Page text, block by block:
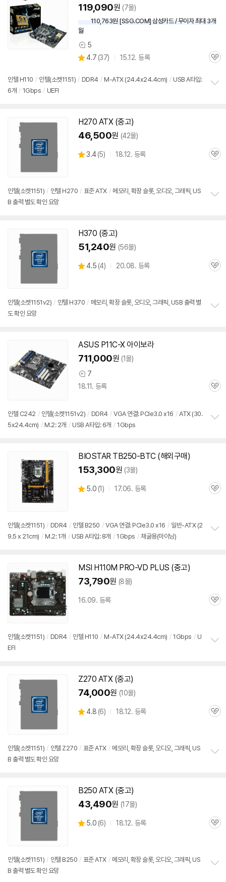
119,090원 (7몰)
110,763원 [SSG.COM] 삼성카드 / 무이자 최대 3개
월
상
품
견
5
별
4.7 (상
리
37) 15.12. 등록
관
인텔 H110 / 인텔(소켓1151) / DDR4 / M-ATX (24.4x24.4cm) / USB A타입:
6개 / 1Gbps / UEFI
H270 ATX (중고)
46,500원 (42몰)
별
3.4 (상
뷰
5) 18.12. 등록
관
인텔(소켓1151) / 인텔 H270 / 표준 ATX / 메모리, 확장 슬롯, 오디오, 그래픽, US
B 출력 별도 확인 요망
H370 (중고)
51,240원 (56몰)
별
4.5 (상
뷰
4) 20.08. 등록
관
인텔(소켓1151v2) / 인텔 H370 / 메모리, 확장 슬롯, 오디오, 그래픽, USB 출력 별
도 확인 요망
ASUS P11C-X 아이보라
711,000원 (1몰)
상
품
7
18.11. 등록
관
인텔 C242 / 인텔(소켓1151v2) / DDR4 / VGA 연결: PCIe3.0 x16 / ATX (30.
5x24.4cm) / M.2: 2개 / USB A타입: 6개 / 1Gbps
BIOSTAR TB250-BTC (해외구매)
153,300원 (3몰)
별
5.0 (상
뷰
1) 17.06. 등록
관
인텔(소켓1151) / DDR4 / 인텔 B250 / VGA 연결: PCIe3.0 x16 / 일반-ATX (2
9.5 x 21cm) / M.2: 1개 / USB A타입: 8개 / 1Gbps / 채굴용(마이닝)
MSI H110M PRO-VD PLUS (중고)
73,790원 (8몰)
16.09. 등록
관
인텔(소켓1151) / DDR4 / 인텔 H110 / M-ATX (24.4x24.4cm) / 1Gbps / U
EFI
Z270 ATX (중고)
74,000원 (10몰)
별
4.8 (상
뷰
6) 18.12. 등록
관
인텔(소켓1151) / 인텔 Z270 / 표준 ATX / 메모리, 확장 슬롯, 오디오, 그래픽, US
B 출력 별도 확인 요망
B250 ATX (중고)
43,490원 (17몰)
별
5.0 (상
뷰
6) 18.12. 등록
관
인텔(소켓1151) / 인텔 B250 / 표준 ATX / 메모리, 확장 슬롯, 오디오, 그래픽, US
B 출력 별도 확인 요망